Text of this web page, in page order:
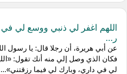
اللهم اغفر لي ذنبي ووسع لي
ر...
عن أبي هريرة، أن رجلا قال: يا رسول
فكان الذي وصل إلي منه أنك تقول:
لي في داري، وبارك لي فيما رزقتني»...